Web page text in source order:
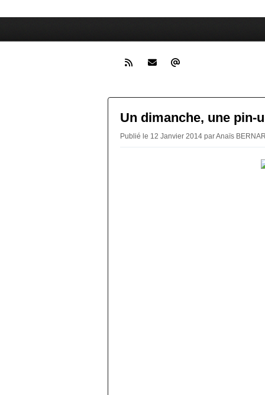
Un dimanche, une pin-
Publié le 12 Janvier 2014 par Anaïs